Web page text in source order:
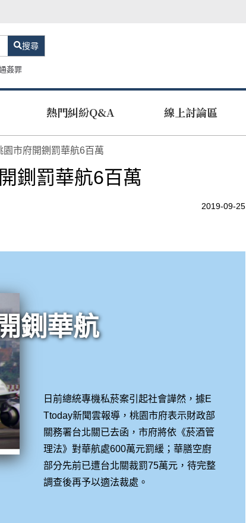
搜尋
姦罪
熱門糾紛Q&A 線上討論區
市府開鍘罰華航6百萬
鍘罰華航6百萬
2019-09-25
鍘華航
日前總統專機私菸案引起社會譁然，據E
Ttoday新聞雲報導，桃園市府表示財政部
關務署台北關已去函，市府將依《菸酒管
理法》對華航處600萬元罰緩；華膳空廚
部分先前已遭台北關裁罰75萬元，待完整
調查後再予以適法裁處。